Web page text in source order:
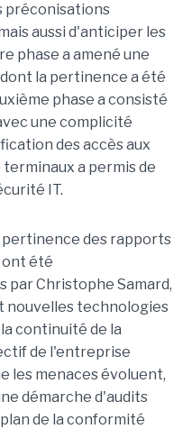
préconisations
aussi d'anticiper les
phase a amené une
la pertinence a été
phase a consisté
une complicité
des accès aux
a permis de
IT.
pertinence des rapports
été
Christophe Samard,
nouvelles technologies
continuité de la
de l'entreprise
les menaces évoluent,
démarche d'audits
de la conformité